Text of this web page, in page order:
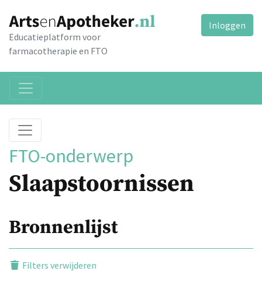
Educatieplatform voor
farmacotherapie en FTO
Inloggen
FTO-onderwerp
Slaapstoornissen
Bronnenlijst
Filters verwijderen